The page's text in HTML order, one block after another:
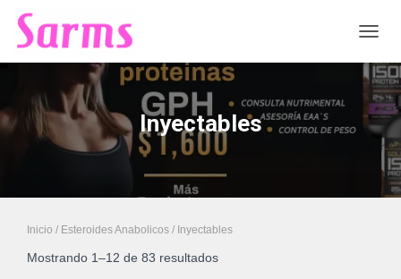
Inyectables
Inicio / Esteroides Anabolicos / Inyectables
Mostrando 1–12 de 83 resultados